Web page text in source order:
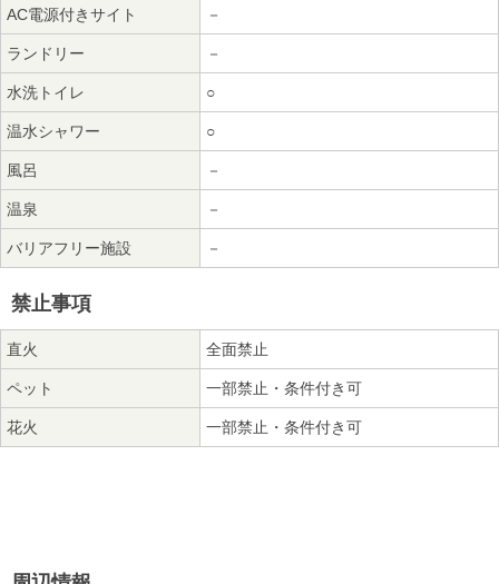
AC電源付きサイト －
ランドリー －
水洗トイレ ○
温水シャワー ○
風呂 －
温泉 －
バリアフリー施設 －
禁止事項
直火 全面禁止
ペット 一部禁止・条件付き可
花火 一部禁止・条件付き可